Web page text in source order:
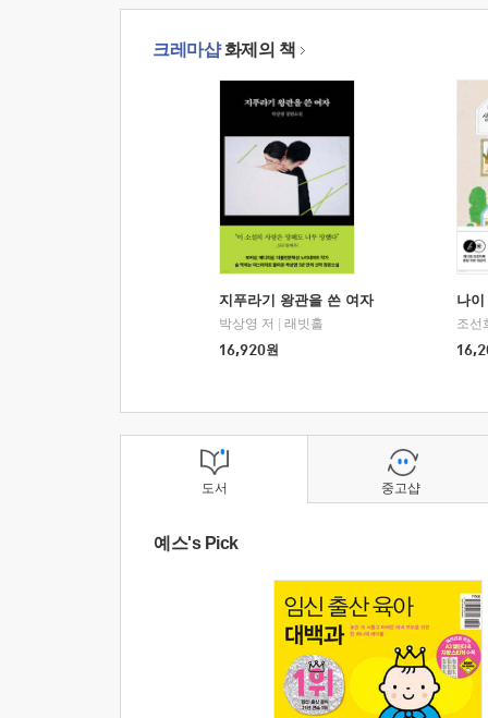
크레마샵화제의 책
지푸라기 왕관을 쓴 여자
박상영 저
래빗홀
16,920원
나
조선
도서
예스's Pick
중고샵